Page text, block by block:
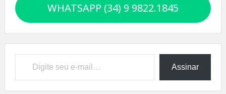
WHATSAPP (34) 9 9822.1845
Digite seu e-mail…
Assinar